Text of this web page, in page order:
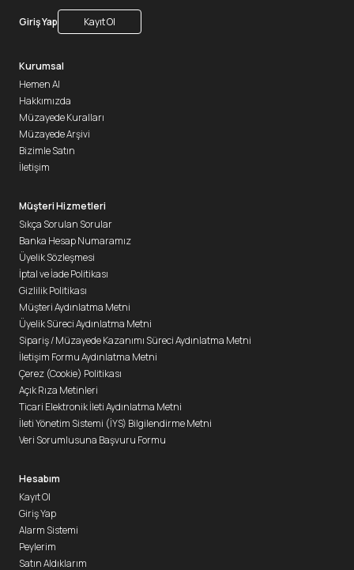
Giriş Yap Kayıt Ol
Kurumsal
Hemen Al
Hakkımızda
Müzayede Kuralları
Müzayede Arşivi
Bizimle Satın
İletişim
Müşteri Hizmetleri
Sıkça Sorulan Sorular
Banka Hesap Numaramız
Üyelik Sözleşmesi
İptal ve İade Politikası
Gizlilik Politikası
Müşteri Aydınlatma Metni
Üyelik Süreci Aydınlatma Metni
Sipariş / Müzayede Kazanımı Süreci Aydınlatma Metni
İletişim Formu Aydınlatma Metni
Çerez (Cookie) Politikası
Açık Rıza Metinleri
Ticari Elektronik İleti Aydınlatma Metni
İleti Yönetim Sistemi (İYS) Bilgilendirme Metni
Veri Sorumlusuna Başvuru Formu
Hesabım
Kayıt Ol
Giriş Yap
Alarm Sistemi
Peylerim
Satın Aldıklarım